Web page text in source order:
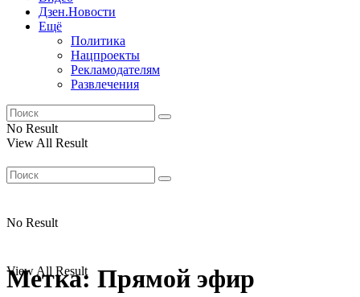
Дзен.Новости
Ещё
Политика
Нацпроекты
Рекламодателям
Развлечения
No Result
View All Result
No Result
View All Result
Метка: Прямой эфир